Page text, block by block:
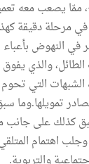
ممّا يصعب معه
مرحلة دقيقة
النهوض بأعباء
والذي
الشبهات التي
كذلك على جانب
وجلب اهتمام